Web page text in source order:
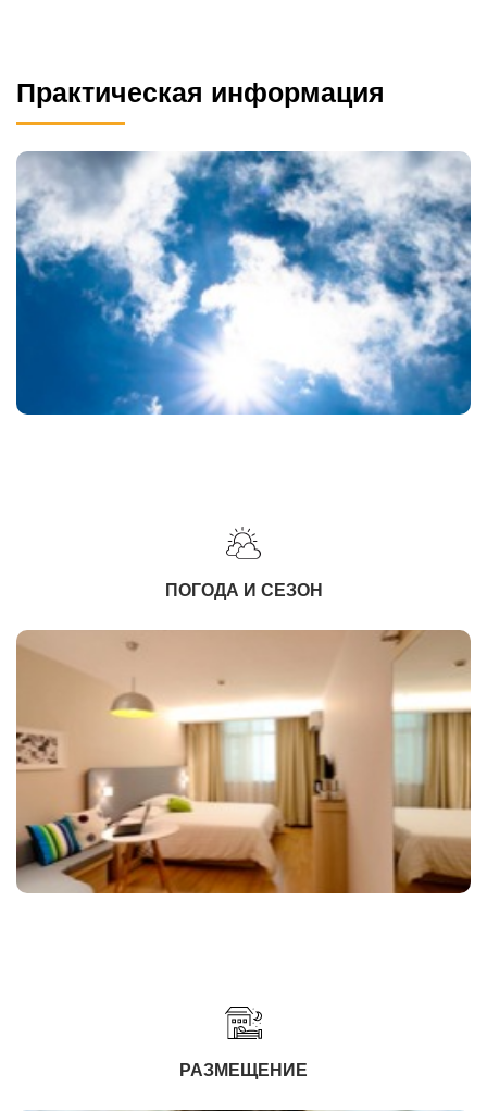
Практическая информация
ПОГОДА И СЕЗОН
РАЗМЕЩЕНИЕ